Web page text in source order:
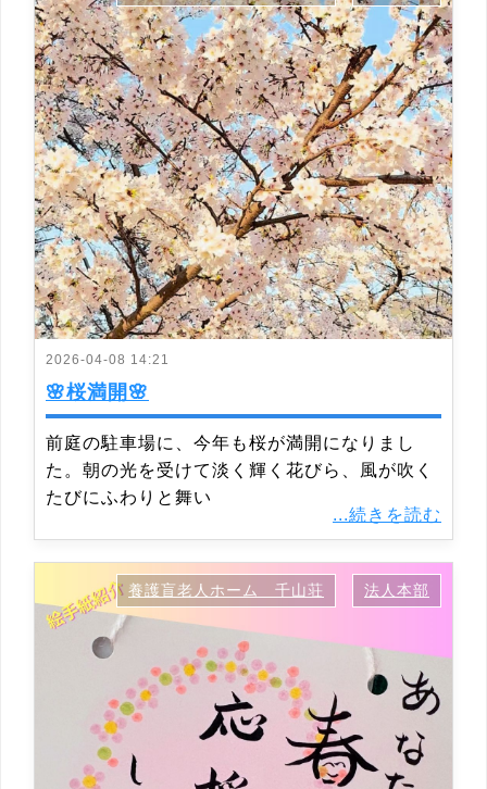
2026-04-08 14:21
🌸桜満開🌸
前庭の駐車場に、今年も桜が満開になりまし
た。朝の光を受けて淡く輝く花びら、風が吹く
たびにふわりと舞い
...続きを読む
養護盲老人ホーム 千山荘 法人本部